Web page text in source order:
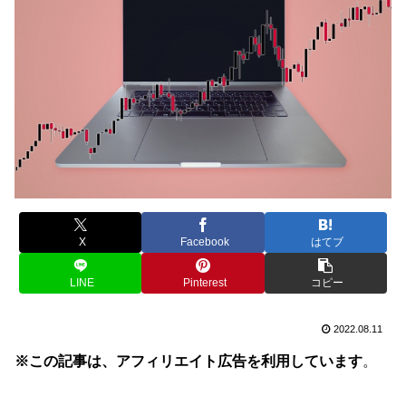
X Facebook はてブ
LINE Pinterest コピー
2022.08.11
※この記事は、アフィリエイト広告を利用しています。